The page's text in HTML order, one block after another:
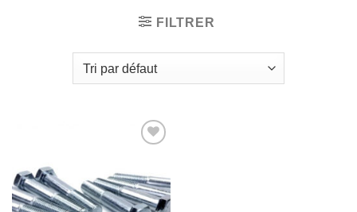
FILTRER
Ajouter
à la
wishlist